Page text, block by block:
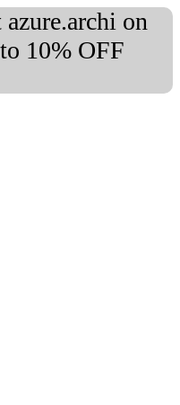
on
10% OFF